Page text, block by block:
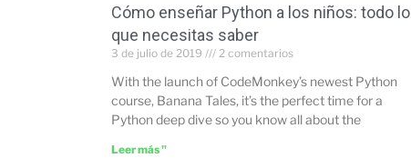
Cómo enseñar Python a los niños: todo lo
que necesitas saber
3 de julio de 2019 2 comentarios
With the launch of CodeMonkey’s newest Python
course, Banana Tales, it’s the perfect time for a
Python deep dive so you know all about the
Leer más "